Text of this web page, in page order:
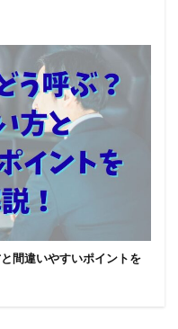
間違いやすいポイントを